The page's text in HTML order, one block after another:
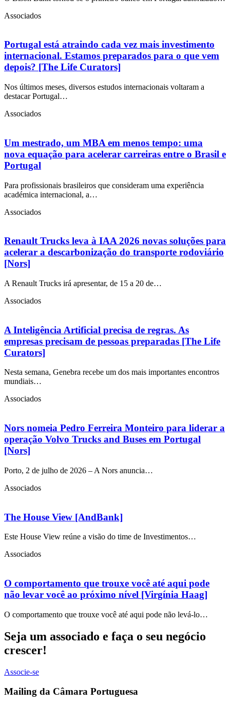
Associados
Portugal está atraindo cada vez mais investimento
internacional. Estamos preparados para o que vem
depois? [The Life Curators]
Nos últimos meses, diversos estudos internacionais voltaram a
destacar Portugal…
Associados
Um mestrado, um MBA em menos tempo: uma
nova equação para acelerar carreiras entre o Brasil e
Portugal
Para profissionais brasileiros que consideram uma experiência
académica internacional, a…
Associados
Renault Trucks leva à IAA 2026 novas soluções para
acelerar a descarbonização do transporte rodoviário
[Nors]
A Renault Trucks irá apresentar, de 15 a 20 de…
Associados
A Inteligência Artificial precisa de regras. As
empresas precisam de pessoas preparadas [The Life
Curators]
Nesta semana, Genebra recebe um dos mais importantes encontros
mundiais…
Associados
Nors nomeia Pedro Ferreira Monteiro para liderar a
operação Volvo Trucks and Buses em Portugal
[Nors]
Porto, 2 de julho de 2026 – A Nors anuncia…
Associados
The House View [AndBank]
Este House View reúne a visão do time de Investimentos…
Associados
O comportamento que trouxe você até aqui pode
não levar você ao próximo nível [Virgínia Haag]
O comportamento que trouxe você até aqui pode não levá-lo…
Seja um associado e faça o seu negócio
crescer!
Associe-se
Mailing da Câmara Portuguesa